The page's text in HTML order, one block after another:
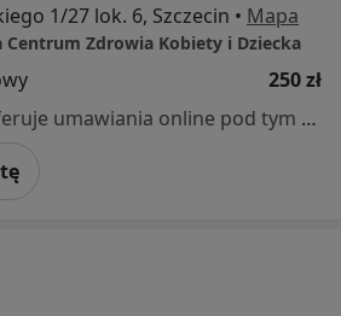
1/27 lok. 6, Szczecin • Mapa
Centrum Zdrowia Kobiety i Dziecka
250 zł
Specjalista nie oferuje umawiania online pod tym adresem.